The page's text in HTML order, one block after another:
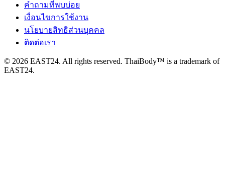
คำถามที่พบบ่อย
เงื่อนไขการใช้งาน
นโยบายสิทธิส่วนบุคคล
ติดต่อเรา
© 2026 EAST24. All rights reserved. ThaiBody™ is a trademark of
EAST24.